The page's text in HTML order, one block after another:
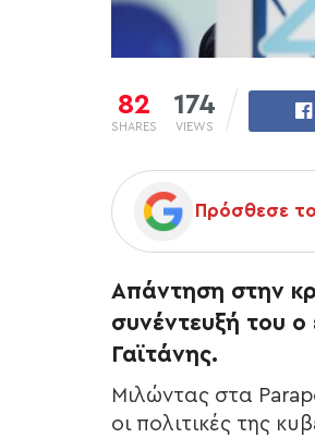
82
SHARES
174
VIEWS
Πρόσθεσε το
Απάντηση στην
συνέντευξή του
Γαϊτάνης.
Μιλώντας στα
οι πολιτικές της